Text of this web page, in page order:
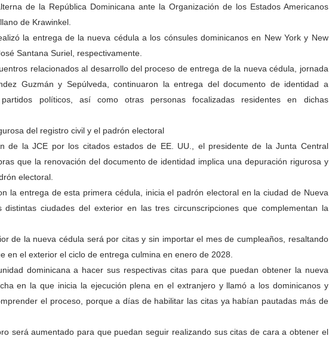
de la República Dominicana ante la Organización de los Estados Americanos
de Krawinkel.
la entrega de la nueva cédula a los cónsules dominicanos en New York y New
Santana Suriel, respectivamente.
relacionados al desarrollo del proceso de entrega de la nueva cédula, jornada
Guzmán y Sepúlveda, continuaron la entrega del documento de identidad a
políticos, así como otras personas focalizadas residentes en dichas
del registro civil y el padrón electoral
de la JCE por los citados estados de EE. UU., el presidente de la Junta Central
que la renovación del documento de identidad implica una depuración rigurosa y
electoral.
la entrega de esta primera cédula, inicia el padrón electoral en la ciudad de Nueva
ciudades del exterior en las tres circunscripciones que complementan la
de la nueva cédula será por citas y sin importar el mes de cumpleaños, resaltando
en el exterior el ciclo de entrega culmina en enero de 2028.
dominicana a hacer sus respectivas citas para que puedan obtener la nueva
en la que inicia la ejecución plena en el extranjero y llamó a los dominicanos y
el proceso, porque a días de habilitar las citas ya habían pautadas más de
será aumentado para que puedan seguir realizando sus citas de cara a obtener el